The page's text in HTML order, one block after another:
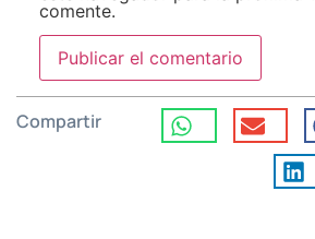
comente.
Compartir